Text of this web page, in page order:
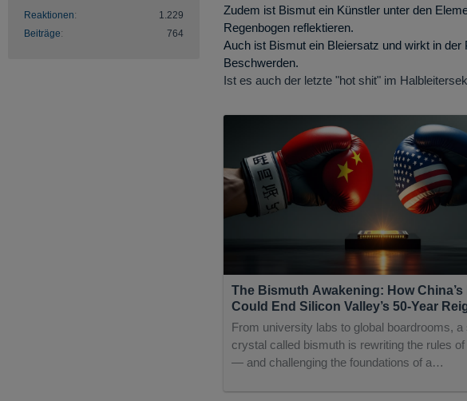
Reaktionen
1.229
Beiträge
764
Zudem ist Bismut ein Künstler unter den
Regenbogen reflektieren.
Auch ist Bismut ein Bleiersatz und wirkt in
Beschwerden.
Ist es auch der letzte "hot shit" im
The Bismuth Awakening: How China’s
Could End Silicon Valley’s 50-Year
From university labs to global boardrooms, a
crystal called bismuth is rewriting the rules
— and challenging the foundations of a…